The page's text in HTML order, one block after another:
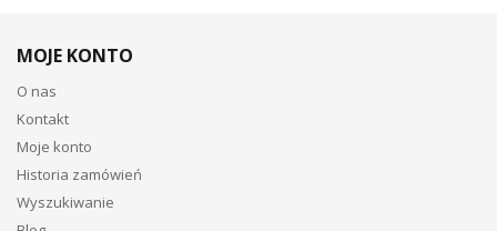
MOJE KONTO
O nas
Kontakt
Moje konto
Historia zamówień
Wyszukiwanie